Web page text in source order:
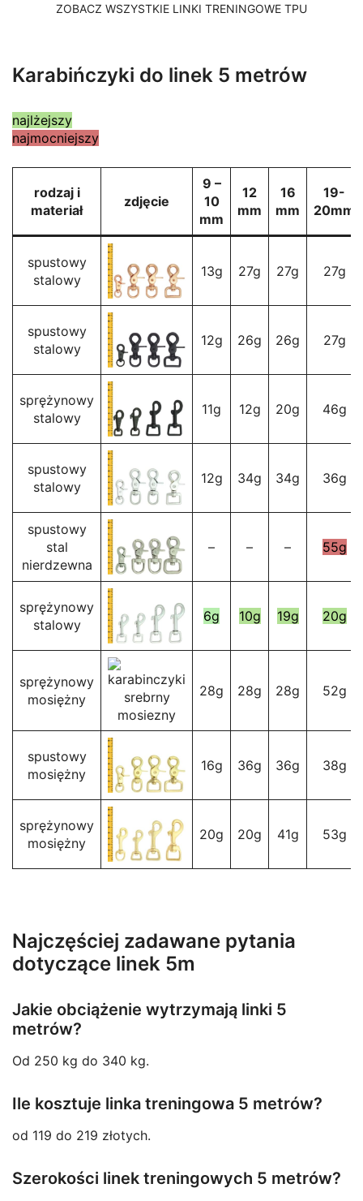
ZOBACZ WSZYSTKIE LINKI TRENINGOWE TPU
Karabińczyki do linek 5 metrów
najlżejszy
najmocniejszy
rodzaj i
materiał
zdjęcie
9 –
10
mm
12
mm
16
mm
19-
20mm
spustowy
stalowy
13g 27g 27g 27g
spustowy
stalowy
12g 26g 26g 27g
sprężynowy
stalowy
11g 12g 20g 46g
spustowy
stalowy
12g 34g 34g 36g
spustowy
stal
nierdzewna
– – – 55g
sprężynowy
stalowy
6g 10g 19g 20g
sprężynowy
mosiężny
28g 28g 28g 52g
spustowy
mosiężny
16g 36g 36g 38g
sprężynowy
mosiężny
20g 20g 41g 53g
Najczęściej zadawane pytania
dotyczące linek 5m
Jakie obciążenie wytrzymają linki 5
metrów?
Od 250 kg do 340 kg.
Ile kosztuje linka treningowa 5 metrów?
od 119 do 219 złotych.
Szerokości linek treningowych 5 metrów?